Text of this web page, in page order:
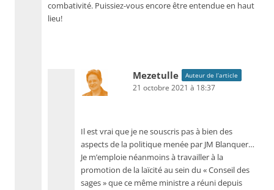
combativité. Puissiez-vous encore être entendue en haut
lieu!
Mezetulle Auteur de l’article
21 octobre 2021 à 18:37
Il est vrai que je ne souscris pas à bien des
aspects de la politique menée par JM Blanquer…
Je m’emploie néanmoins à travailler à la
promotion de la laïcité au sein du « Conseil des
sages » que ce même ministre a réuni depuis